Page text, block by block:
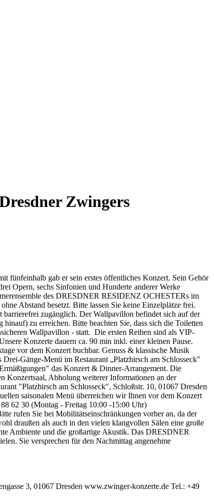
Zwingers
fünfeinhalb gab er sein erstes öffentliches Konzert. Sein Gehör
Opern, sechs Sinfonien und Hunderte anderer Werke
des DRESDNER RESIDENZ OCHESTERs im
Abstand besetzt. Bitte lassen Sie keine Einzelplätze frei.
zugänglich. Der Wallpavillon befindet sich auf der
zu erreichen. Bitte beachten Sie, dass sich die Toiletten
Wallpavillon - statt. Die ersten Reihen sind als VIP-
Konzerte dauern ca. 90 min inkl. einer kleinen Pause.
vor dem Konzert buchbar. Genuss & klassische Musik
Gänge-Menü im Restaurant „Platzhirsch am Schlosseck"
das Konzert & Dinner-Arrangement. Die
Konzertsaal, Abholung weiterer Informationen an der
"Platzhirsch am Schlosseck", Schloßstr. 10, 01067 Dresden
saisonalen Menü überreichen wir Ihnen vor dem Konzert
62 30 (Montag - Freitag 10:00 -15:00 Uhr)
rufen Sie bei Mobilitätseinschränkungen vorher an, da der
draußen als auch in den vielen klangvollen Sälen eine große
Ambiente und die großartige Akustik. Das DRESDNER
Sie versprechen für den Nachmittag angenehme
3, 01067 Dresden www.zwinger-konzerte.de Tel.: +49